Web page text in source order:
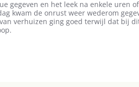
gegeven en het leek na enkele uren
kwam de onrust weer wederom
verhuizen ging goed terwijl dat bij